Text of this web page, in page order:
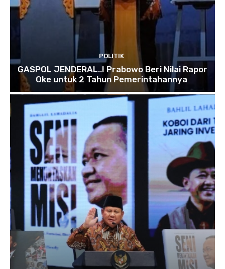
POLITIK
GASPOL JENDERAL..! Prabowo Beri Nilai Rapor
Oke untuk 2 Tahun Pemerintahannya